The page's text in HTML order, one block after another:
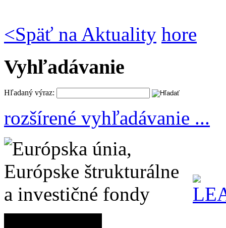
<Späť na Aktuality hore
Vyhľadávanie
Hľadaný výraz:
rozšírené vyhľadávanie ...